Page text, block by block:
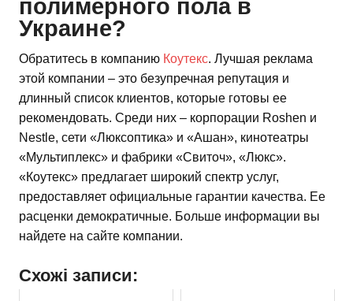
полимерного пола в
Украине?
Обратитесь в компанию Коутекс. Лучшая реклама
этой компании – это безупречная репутация и
длинный список клиентов, которые готовы ее
рекомендовать. Среди них – корпорации Roshen и
Nestle, сети «Люксоптика» и «Ашан», кинотеатры
«Мультиплекс» и фабрики «Свиточ», «Люкс».
«Коутекс» предлагает широкий спектр услуг,
предоставляет официальные гарантии качества. Ее
расценки демократичные. Больше информации вы
найдете на сайте компании.
Схожі записи: